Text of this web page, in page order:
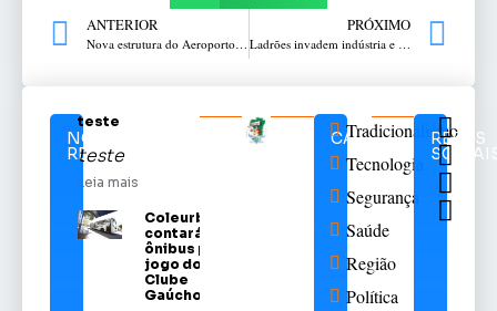
ANTERIOR
Nova estrutura do Aeroporto Lauro Kortz vai impulsionar o desenvolvimento local e regional, avalia prefeito Pedro
PRÓXIMO
Ladrões invadem indústria e acabam presos no bairro Petit Vilage
NOTÍCIAS
RELACIONADAS
teste
teste
Leia mais
Coleurb
contará com
ônibus para
jogo do Sport
Clube
Gaúcho
CATEGORIAS
Tradicionalismo
Tecnologia
Segurança
Saúde
Região
Política
REDES